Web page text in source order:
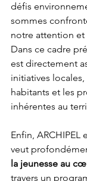
défis
sommes
notre attention
Dans ce cadre
est directement
initiatives
habitants et les
inhérentes au
Enfin, ARCHIPEL
veut
la jeunesse au
travers un